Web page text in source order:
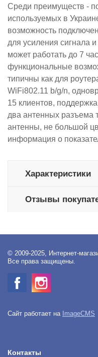
Среди преимуществ -
используемых в
возможность
для усиления сигнала
может работать до 7
функциональные
типичны как для
WiFi802.11 b/g/n,
15 клиентов,
два антенных разъема
антенны, не большой
информация о
Характеристики
Отзывы
© 2009-2025, Интернет-
Все права защищены.
Сайт работает на ImageCMS
Контакты